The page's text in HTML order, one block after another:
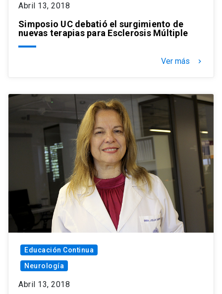
Abril 13, 2018
Simposio UC debatió el surgimiento de
nuevas terapias para Esclerosis Múltiple
Ver más keyboard_arrow_right
Educación Continua
Neurología
Abril 13, 2018